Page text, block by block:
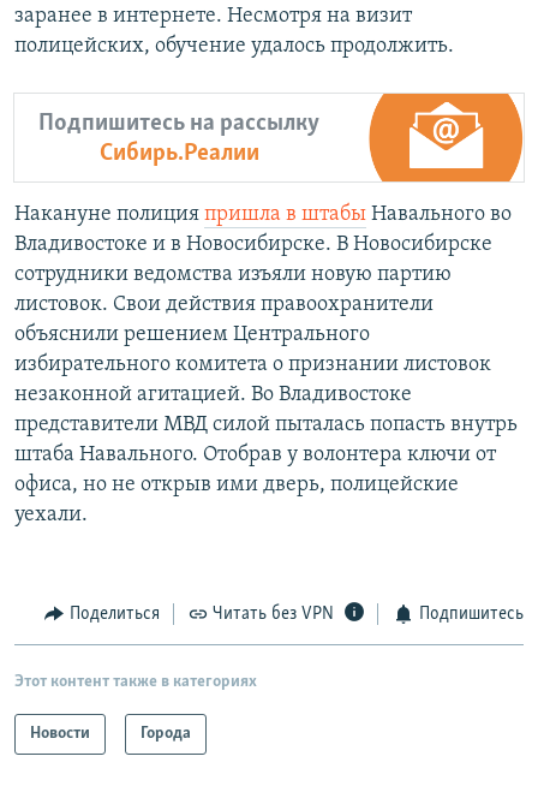
заранее в интернете. Несмотря на визит
полицейских, обучение удалось продолжить.
Подпишитесь на рассылку
Сибирь.Реалии
Накануне полиция пришла в штабы Навального во
Владивостоке и в Новосибирске. В Новосибирске
сотрудники ведомства изъяли новую партию
листовок. Свои действия правоохранители
объяснили решением Центрального
избирательного комитета о признании листовок
незаконной агитацией. Во Владивостоке
представители МВД силой пыталась попасть внутрь
штаба Навального. Отобрав у волонтера ключи от
офиса, но не открыв ими дверь, полицейские
уехали.
Поделиться Читать без VPN Подпишитесь
Этот контент также в категориях
Новости Города